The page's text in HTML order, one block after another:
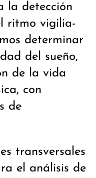
la detección
ritmo vigilia-
determinar
del sueño,
de la vida
con
de
transversales
el análisis de